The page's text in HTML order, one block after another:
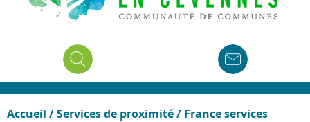
Accueil /Services de proximité/ France services